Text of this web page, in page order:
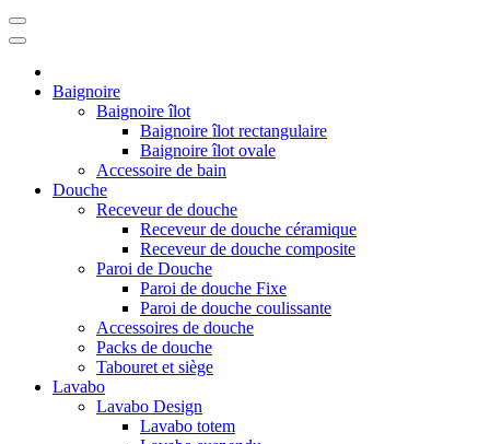
Baignoire
Baignoire îlot
Baignoire îlot rectangulaire
Baignoire îlot ovale
Accessoire de bain
Douche
Receveur de douche
Receveur de douche céramique
Receveur de douche composite
Paroi de Douche
Paroi de douche Fixe
Paroi de douche coulissante
Accessoires de douche
Packs de douche
Tabouret et siège
Lavabo
Lavabo Design
Lavabo totem